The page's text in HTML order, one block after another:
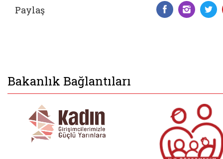
Paylaş
Bakanlık Bağlantıları